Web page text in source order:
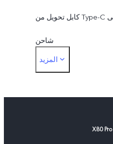
شاحن
أداة إخراج البطاقات
المزيد
X80 Pro